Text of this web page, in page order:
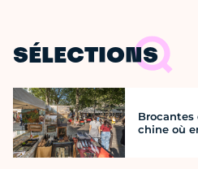
SÉLECTIONS
Brocantes
chine où